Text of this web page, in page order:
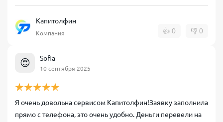
Капитолфин
Компания 👍 0 👎 0
😍 Sofia
10 сентября 2025
Я очень довольна сервисом Капитолфин!Заявку заполнила
прямо с телефона, это очень удобно. Деньги перевели на